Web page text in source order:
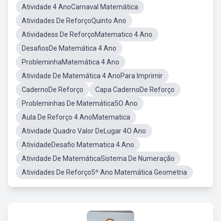
Atividade 4 AnoCarnaval Matemática
Atividades De ReforçoQuinto Ano
Atividadess De ReforçoMatematico 4 Ano
DesafiosDe Matemática 4 Ano
ProbleminhaMatemática 4 Ano
Atividade De Matemática 4 AnoPara Imprimir
CadernoDe Reforço
Capa CadernoDe Reforço
Probleminhas De Matemática5O Ano
Aula De Reforço 4 AnoMatematica
Atividade Quadro Valor DeLugar 4O Ano
AtividadeDesafio Matematica 4 Ano
Atividade De MatemáticaSistema De Numeração
Atividades De Reforço5º Ano Matemática Geometria